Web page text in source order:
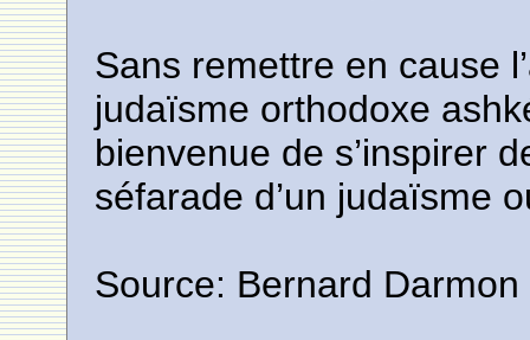
Sans remettre en cause
judaïsme orthodoxe
bienvenue de s’inspirer
séfarade d’un judaïsme
Source: Bernard Darmon